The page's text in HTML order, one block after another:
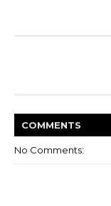
COMMENTS
No Comments: